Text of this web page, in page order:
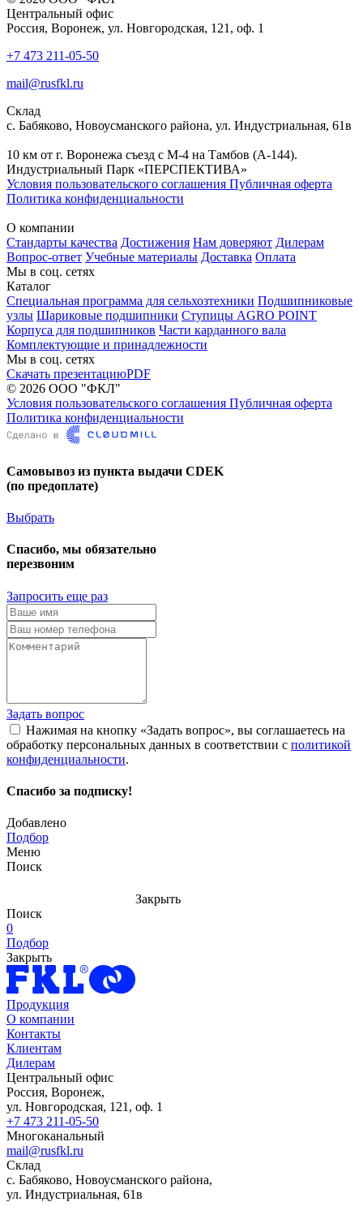
Центральный офис
Россия, Воронеж, ул. Новгородская, 121, оф. 1
+7 473 211-05-50
mail@rusfkl.ru
Склад
с. Бабяково, Новоусманского района, ул. Индустриальная, 61в
10 км от г. Воронежа съезд с М-4 на Тамбов (А-144).
Индустриальный Парк «ПЕРСПЕКТИВА»
Условия пользовательского соглашения Публичная оферта
Политика конфиденциальности
О компании
Стандарты качества Достижения Нам доверяют Дилерам
Вопрос-ответ Учебные материалы Доставка Оплата
Мы в соц. сетях
Каталог
Специальная программа для сельхозтехники Подшипниковые
узлы Шариковые подшипники Ступицы AGRO POINT
Корпуса для подшипников Части карданного вала
Комплектующие и принадлежности
Мы в соц. сетях
Скачать презентациюPDF
© 2026 ООО "ФКЛ"
Условия пользовательского соглашения Публичная оферта
Политика конфиденциальности
Самовывоз из пункта выдачи CDEK
(по предоплате)
Выбрать
Спасибо, мы обязательно
перезвоним
Запросить еще раз
Задать вопрос
Нажимая на кнопку «Задать вопрос», вы соглашаетесь на
обработку персональных данных в соответствии с политикой
конфиденциальности.
Спасибо за подписку!
Добавлено
Подбор
Меню
Поиск
Закрыть
Поиск
0
Подбор
Закрыть
Продукция
О компании
Контакты
Клиентам
Дилерам
Центральный офис
Россия, Воронеж,
ул. Новгородская, 121, оф. 1
+7 473 211-05-50
Многоканальный
mail@rusfkl.ru
Склад
с. Бабяково, Новоусманского района,
ул. Индустриальная, 61в